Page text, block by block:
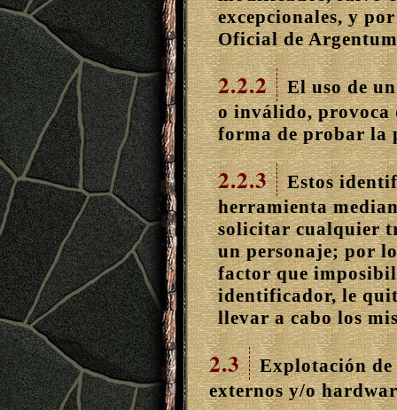
excepcionales, y
Oficial de
2.2.2
El uso de
o inválido, provoca
forma de probar la
2.2.3
Estos
herramienta
solicitar cualquier
un personaje; por
factor que
identificador, le
llevar a cabo los
2.3
Explotación de
externos y/o